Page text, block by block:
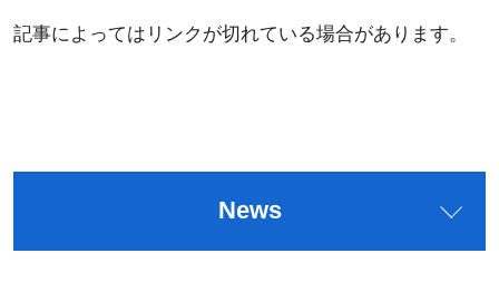
記事によってはリンクが切れている場合があります。
News